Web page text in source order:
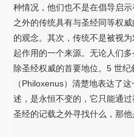
种情况，他们也不是在倡导启
之外的传统具有与圣经同等权
的观念。其次，传统不是被视
起作用的一个来源。无论人们
除圣经权威的首要地位。5 世
（Philoxenus）清楚地表达了
述，是永恒不变的，它只能通
圣经的记载之外寻找什么，那